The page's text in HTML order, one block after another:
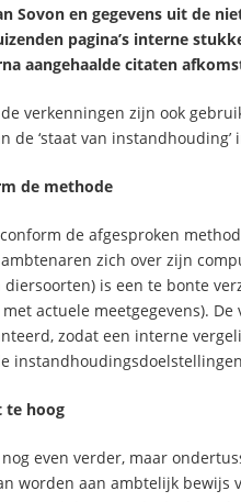
Sovon en gegevens uit de
pagina’s interne
aangehaalde citaten
verkenningen zijn ook
de ‘staat van
de methode
de afgesproken
zich over zijn
is een te bonte
actuele meetgegevens).
zodat een interne
te hoog
even verder, maar
worden aan ambtelijk bewijs